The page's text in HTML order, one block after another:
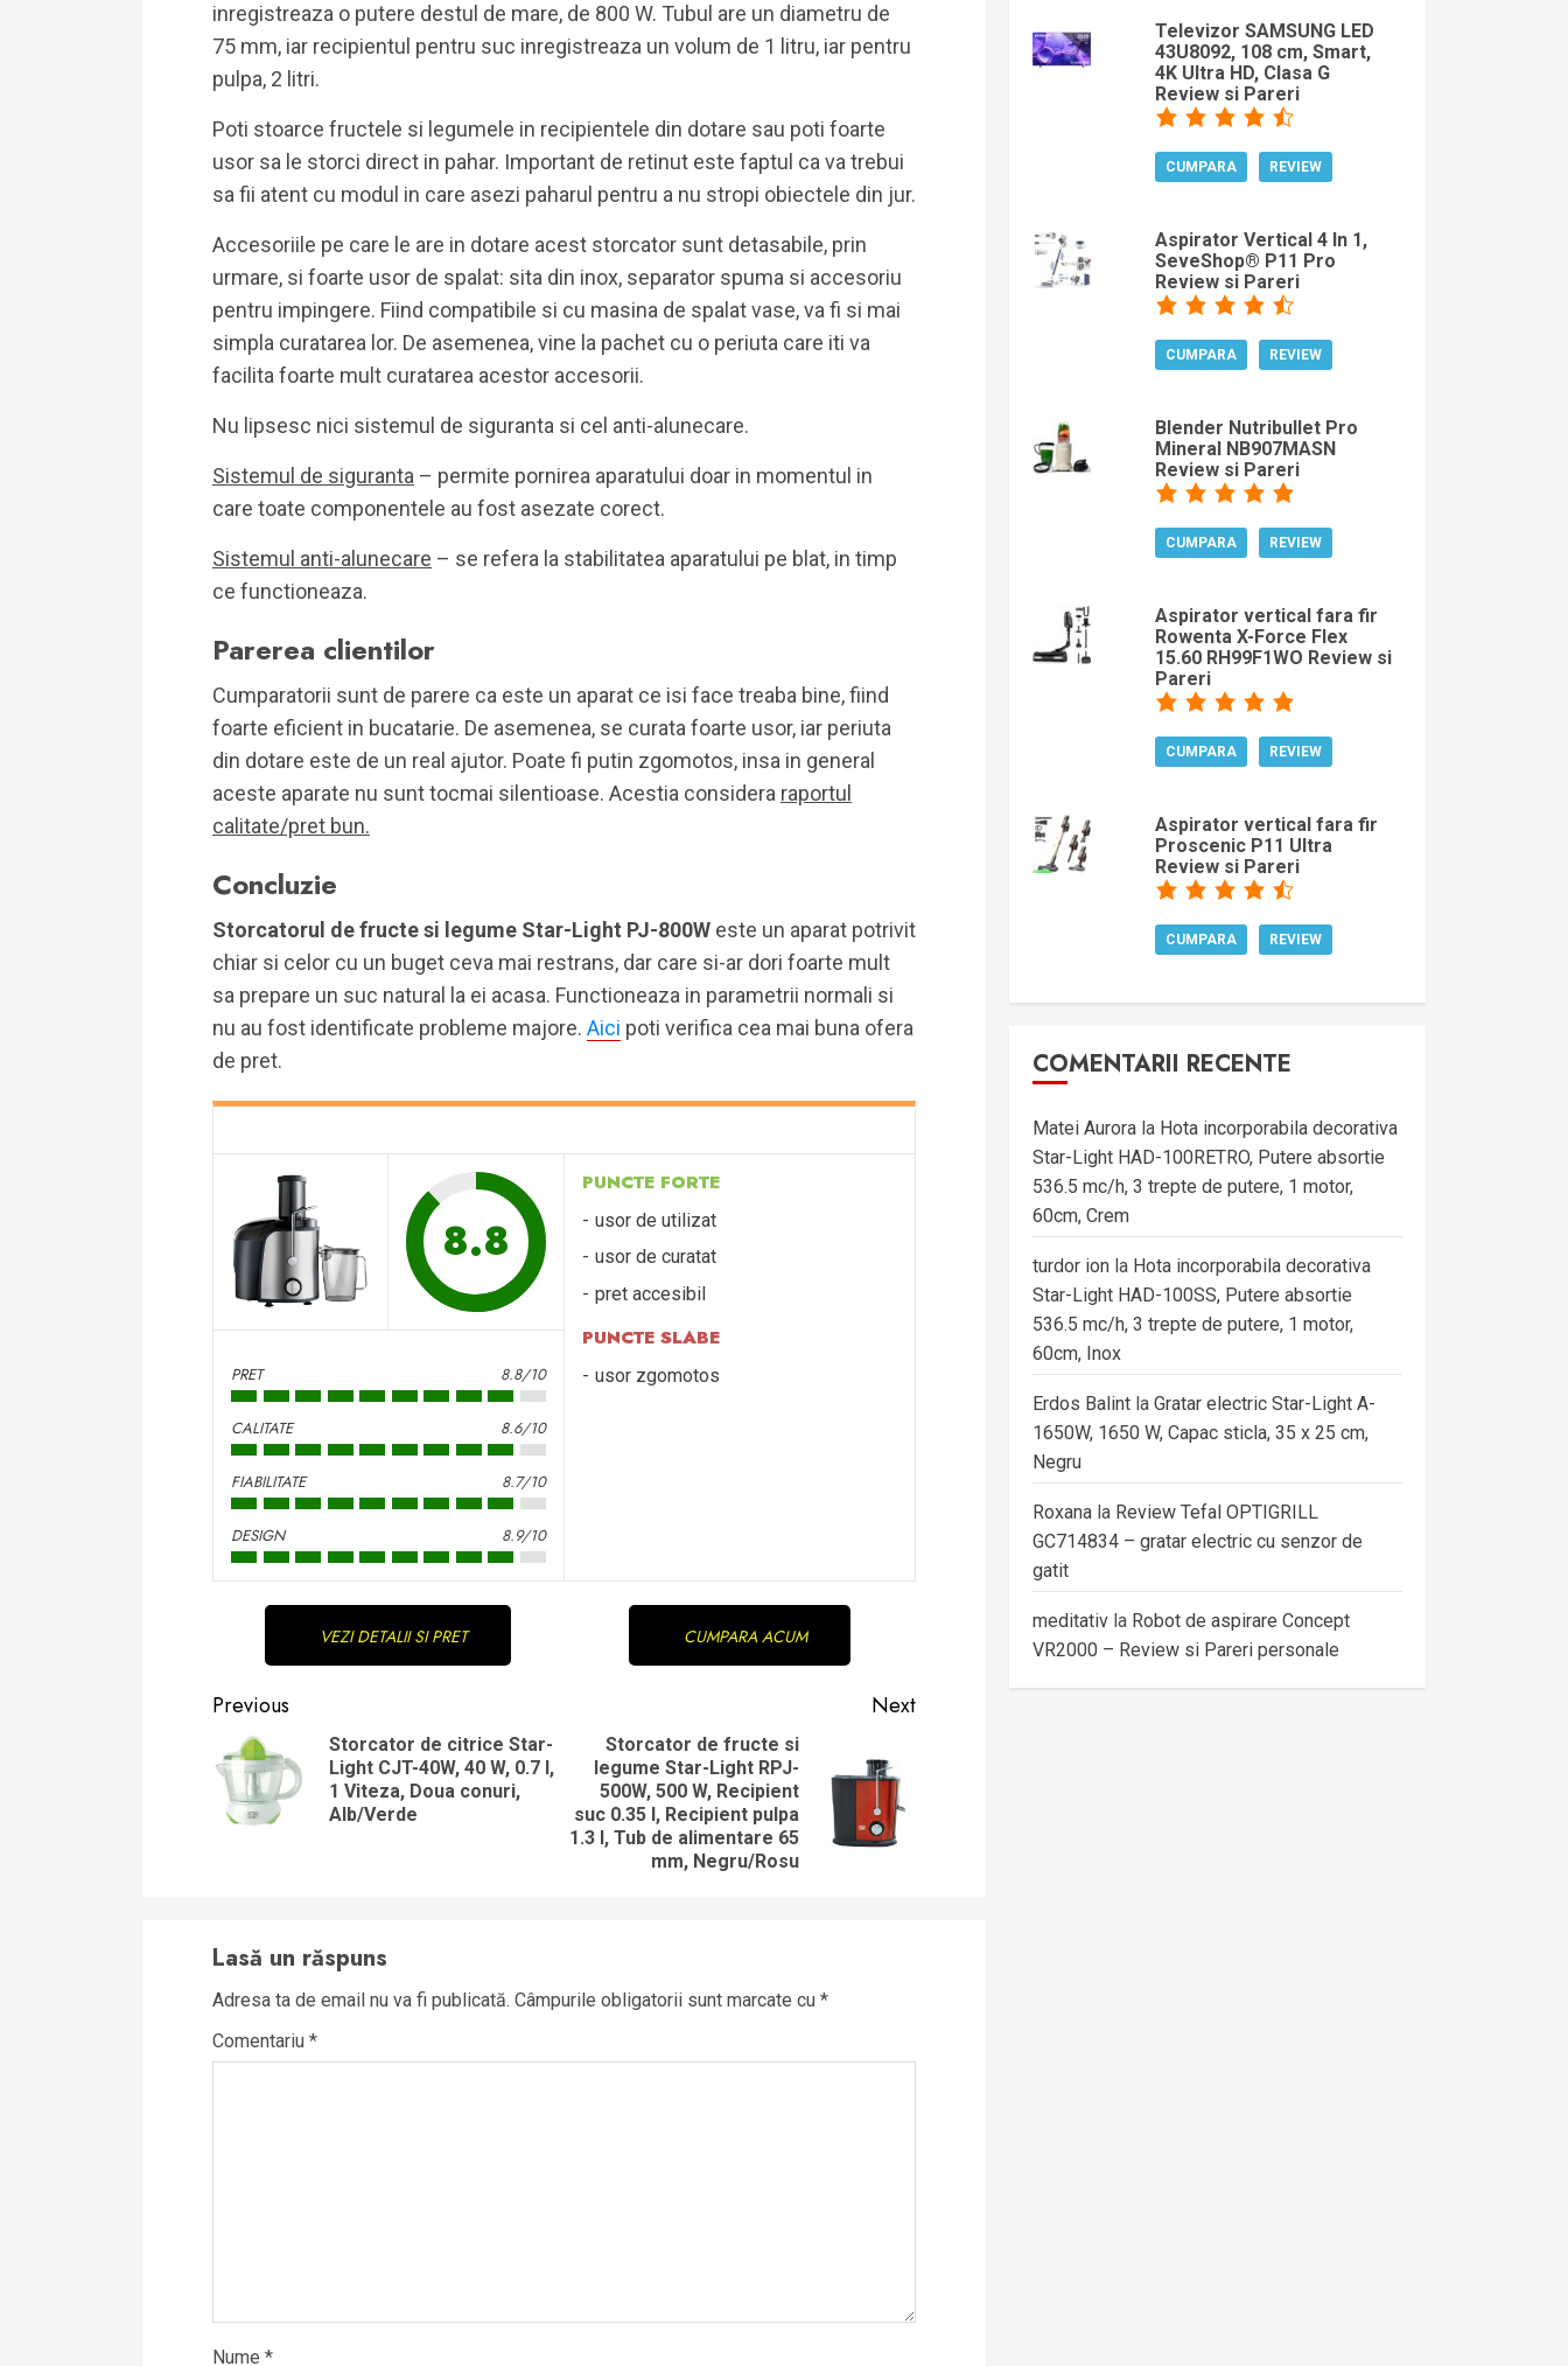
inregistreaza o putere destul de mare, de 800 W. Tubul are un diametru de
75 mm, iar recipientul pentru suc inregistreaza un volum de 1 litru, iar pentru
pulpa, 2 litri.
Poti stoarce fructele si legumele in recipientele din dotare sau poti foarte
usor sa le storci direct in pahar. Important de retinut este faptul ca va trebui
sa fii atent cu modul in care asezi paharul pentru a nu stropi obiectele din jur.
Accesoriile pe care le are in dotare acest storcator sunt detasabile, prin
urmare, si foarte usor de spalat: sita din inox, separator spuma si accesoriu
pentru impingere. Fiind compatibile si cu masina de spalat vase, va fi si mai
simpla curatarea lor. De asemenea, vine la pachet cu o periuta care iti va
facilita foarte mult curatarea acestor accesorii.
Nu lipsesc nici sistemul de siguranta si cel anti-alunecare.
Sistemul de siguranta – permite pornirea aparatului doar in momentul in
care toate componentele au fost asezate corect.
Sistemul anti-alunecare – se refera la stabilitatea aparatului pe blat, in timp
ce functioneaza.
Parerea clientilor
Cumparatorii sunt de parere ca este un aparat ce isi face treaba bine, fiind
foarte eficient in bucatarie. De asemenea, se curata foarte usor, iar periuta
din dotare este de un real ajutor. Poate fi putin zgomotos, insa in general
aceste aparate nu sunt tocmai silentioase. Acestia considera raportul
calitate/pret bun.
Concluzie
Storcatorul de fructe si legume Star-Light PJ-800W este un aparat potrivit
chiar si celor cu un buget ceva mai restrans, dar care si-ar dori foarte mult
sa prepare un suc natural la ei acasa. Functioneaza in parametrii normali si
nu au fost identificate probleme majore. Aici poti verifica cea mai buna ofera
de pret.
8.8
PRET 8.8/10
CALITATE 8.6/10
FIABILITATE 8.7/10
DESIGN 8.9/10
PUNCTE FORTE
usor de utilizat
usor de curatat
pret accesibil
PUNCTE SLABE
usor zgomotos
VEZI DETALII SI PRET CUMPARA ACUM
Continue
Reading
Previous
Previous
post:
Storcator de citrice Star-
Light CJT-40W, 40 W, 0.7 l,
1 Viteza, Doua conuri,
Alb/Verde
Next
Next
post:
Storcator de fructe si
legume Star-Light RPJ-
500W, 500 W, Recipient
suc 0.35 l, Recipient pulpa
1.3 l, Tub de alimentare 65
mm, Negru/Rosu
Lasă un răspuns
Adresa ta de email nu va fi publicată. Câmpurile obligatorii sunt marcate cu *
Comentariu *
Nume *
Televizor SAMSUNG LED
43U8092, 108 cm, Smart,
4K Ultra HD, Clasa G
Review si Pareri
CUMPARA REVIEW
Aspirator Vertical 4 In 1,
SeveShop® P11 Pro
Review si Pareri
CUMPARA REVIEW
Blender Nutribullet Pro
Mineral NB907MASN
Review si Pareri
CUMPARA REVIEW
Aspirator vertical fara fir
Rowenta X-Force Flex
15.60 RH99F1WO Review si
Pareri
CUMPARA REVIEW
Aspirator vertical fara fir
Proscenic P11 Ultra
Review si Pareri
CUMPARA REVIEW
COMENTARII RECENTE
Matei Aurora la Hota incorporabila decorativa
Star-Light HAD-100RETRO, Putere absortie
536.5 mc/h, 3 trepte de putere, 1 motor,
60cm, Crem
turdor ion la Hota incorporabila decorativa
Star-Light HAD-100SS, Putere absortie
536.5 mc/h, 3 trepte de putere, 1 motor,
60cm, Inox
Erdos Balint laGratar electric Star-Light A-
1650W, 1650 W, Capac sticla, 35 x 25 cm,
Negru
Roxana la Review Tefal OPTIGRILL
GC714834 – gratar electric cu senzor de
gatit
meditativ la Robot de aspirare Concept
VR2000 – Review si Pareri personale